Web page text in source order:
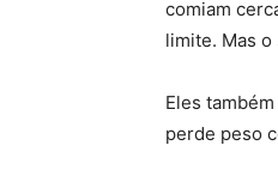
comiam
limite. Mas o
Eles
perde peso